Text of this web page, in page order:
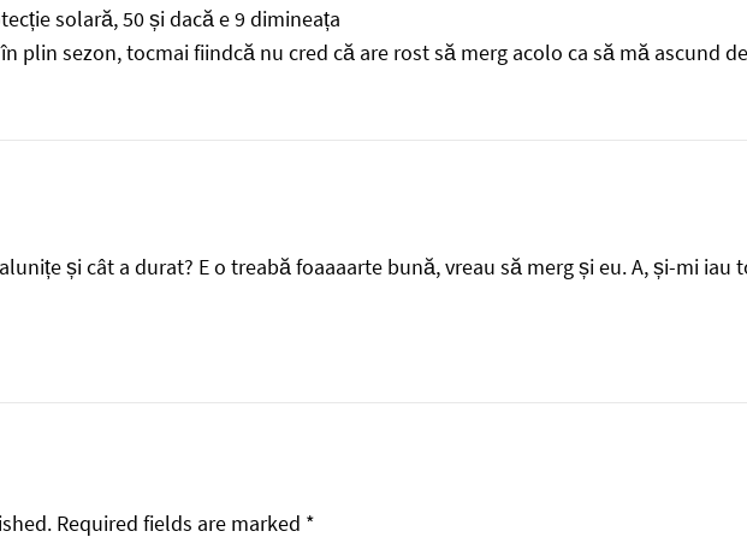
solară, 50 și dacă e 9 dimineața
plin sezon, tocmai fiindcă nu cred că are rost să merg acolo ca să mă ascund
și cât a durat? E o treabă foaaaarte bună, vreau să merg și eu. A, și-mi iau
Required fields are marked *